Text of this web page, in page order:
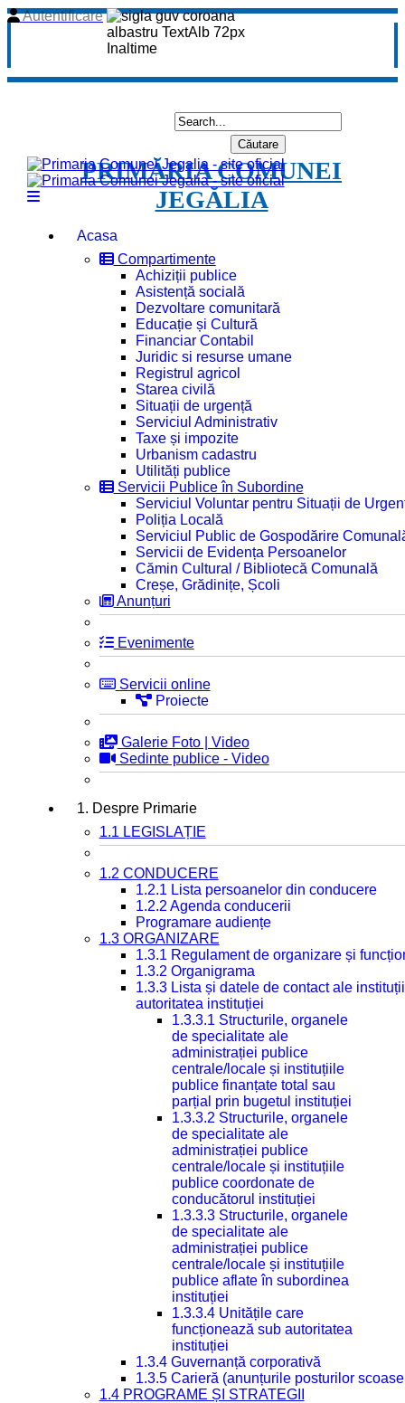
Autentificare
PRIMĂRIA COMUNEI
JEGĂLIA
Acasa
Compartimente
Achiziții publice
Asistență socială
Dezvoltare comunitară
Educație și Cultură
Financiar Contabil
Juridic si resurse umane
Registrul agricol
Starea civilă
Situații de urgență
Serviciul Administrativ
Taxe și impozite
Urbanism cadastru
Utilități publice
Servicii Publice în Subordine
Serviciul Voluntar pentru Situații de
Poliția Locală
Serviciul Public de Gospodărire
Servicii de Evidența Persoanelor
Cămin Cultural / Bibliotecă Comunală
Creșe, Grădinițe, Școli
Anunțuri
Evenimente
Servicii online
Proiecte
Galerie Foto | Video
Sedinte publice - Video
1. Despre Primarie
1.1 LEGISLAȚIE
1.2 CONDUCERE
1.2.1 Lista persoanelor din conducere
1.2.2 Agenda conducerii
Programare audiențe
1.3 ORGANIZARE
1.3.1 Regulament de organizare și
1.3.2 Organigrama
1.3.3 Lista și datele de contact ale
autoritatea instituției
1.3.3.1 Structurile, organele
de specialitate ale
administrației publice
centrale/locale și instituțiile
publice finanțate total sau
parțial prin bugetul instituției
1.3.3.2 Structurile, organele
de specialitate ale
administrației publice
centrale/locale și instituțiile
publice coordonate de
conducătorul instituției
1.3.3.3 Structurile, organele
de specialitate ale
administrației publice
centrale/locale și instituțiile
publice aflate în subordinea
instituției
1.3.3.4 Unitățile care
funcționează sub autoritatea
instituției
1.3.4 Guvernanță corporativă
1.3.5 Carieră (anunțurile posturilor
1.4 PROGRAME ȘI STRATEGII